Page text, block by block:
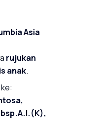
Asia
rujukan
anak.